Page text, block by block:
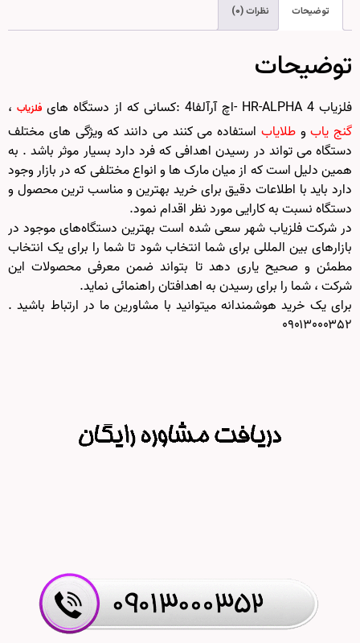
توضیحات نظرات (۰)
توضیحات
فلزیاب HR-ALPHA 4 -اچ آرآلفا4 :کسانی که از دستگاه های فلزیاب ،
گنج یابوطلایاب استفاده می کنند می دانند که ویژگی های مختلف
دستگاه می تواند در رسیدن اهدافی که فرد دارد بسیار موثر باشد . به
همین دلیل است که از میان مارک ها و انواع مختلفی که در بازار وجود
دارد باید با اطلاعات دقیق برای خرید بهترین و مناسب ترین محصول و
دستگاه نسبت به کارایی مورد نظر اقدام نمود.
در شرکت فلزیاب شهر سعی شده است بهترین دستگاه‌های موجود در
بازار‌های بین المللی برای شما انتخاب شود تا شما را برای یک انتخاب
مطمئن و صحیح یاری دهد تا بتواند ضمن معرفی محصولات این
شرکت ، شما را برای رسیدن به اهدافتان راهنمائی نماید.
برای یک خرید هوشمندانه میتوانید با مشاورین ما در ارتباط باشید .
۰۹۰۱۳۰۰۰۳۵۲